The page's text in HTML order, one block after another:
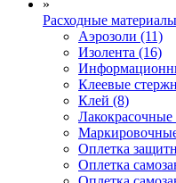
»
Расходные материалы
Аэрозоли (11)
Изолента (16)
Клеевые
Клей (8)
Оплетка
Оплетка